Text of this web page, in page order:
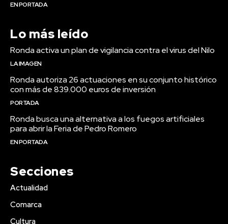
EN PORTADA
Lo más leído
Ronda activa un plan de vigilancia contra el virus del Nilo
LA IMAGEN
Ronda autoriza 26 actuaciones en su conjunto histórico
con más de 839.000 euros de inversión
PORTADA
Ronda busca una alternativa a los fuegos artificiales
para abrir la Feria de Pedro Romero
EN PORTADA
Secciones
Actualidad
Comarca
Cultura